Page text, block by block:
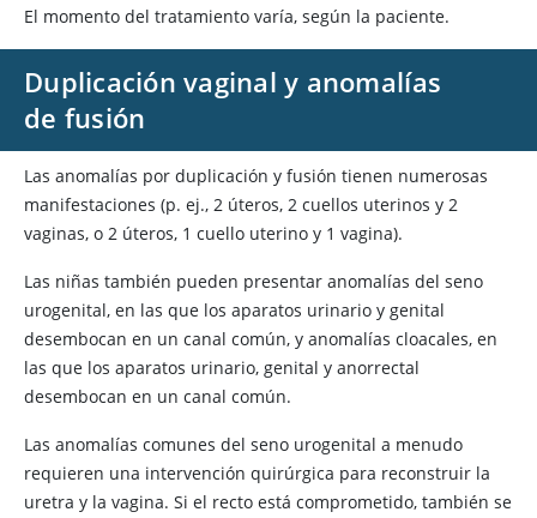
El momento del tratamiento varía, según la paciente.
Duplicación vaginal y anomalías
de fusión
Las anomalías por duplicación y fusión tienen numerosas
manifestaciones (p. ej., 2 úteros, 2 cuellos uterinos y 2
vaginas, o 2 úteros, 1 cuello uterino y 1 vagina).
Las niñas también pueden presentar anomalías del seno
urogenital, en las que los aparatos urinario y genital
desembocan en un canal común, y anomalías cloacales, en
las que los aparatos urinario, genital y anorrectal
desembocan en un canal común.
Las anomalías comunes del seno urogenital a menudo
requieren una intervención quirúrgica para reconstruir la
uretra y la vagina. Si el recto está comprometido, también se